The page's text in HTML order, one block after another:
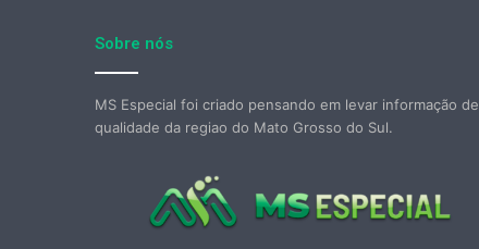
Sobre nós
MS Especial foi criado pensando em levar informação de
qualidade da regiao do Mato Grosso do Sul.